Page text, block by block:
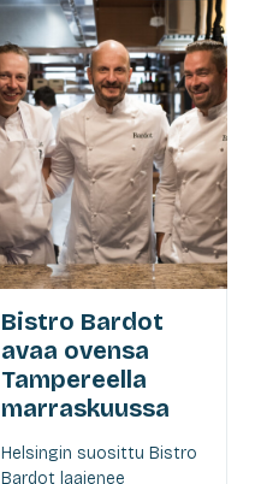
Bistro Bardot
avaa ovensa
Tampereella
marraskuussa
Helsingin suosittu Bistro
Bardot laajenee